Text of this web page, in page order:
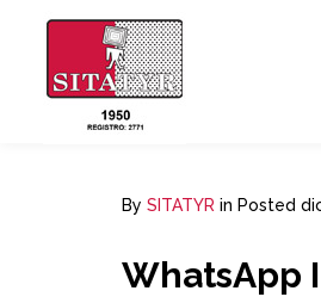
By SITATYR in Posted
WhatsApp